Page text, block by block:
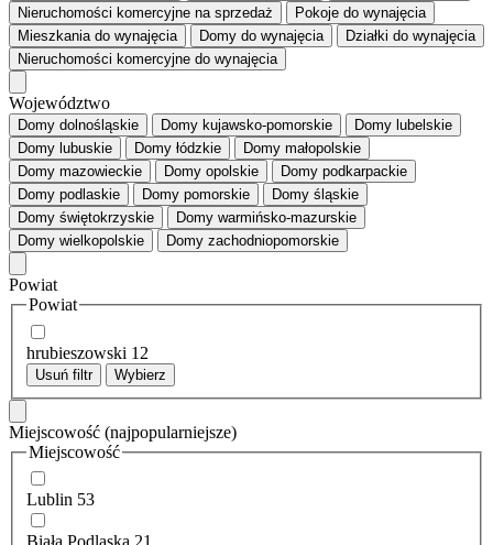
Nieruchomości komercyjne na sprzedaż Pokoje do wynajęcia
Mieszkaniado wynajęcia Domy do wynajęcia Działki do wynajęcia
Nieruchomości komercyjne do wynajęcia
Województwo
Domy dolnośląskie Domy kujawsko-pomorskie
Domy lubelskie
Domy lubuskie
Domy łódzkie
Domy małopolskie
Domy mazowieckie
Domy opolskie
Domy podkarpackie
Domy podlaskie
Domy pomorskie
Domy śląskie
Domy świętokrzyskie
Domy warmińsko-mazurskie
Domy wielkopolskie
Domy zachodniopomorskie
Powiat
Powiat
hrubieszowski 12
Usuń filtr Wybierz
Miejscowość (najpopularniejsze)
Miejscowość
Lublin 53